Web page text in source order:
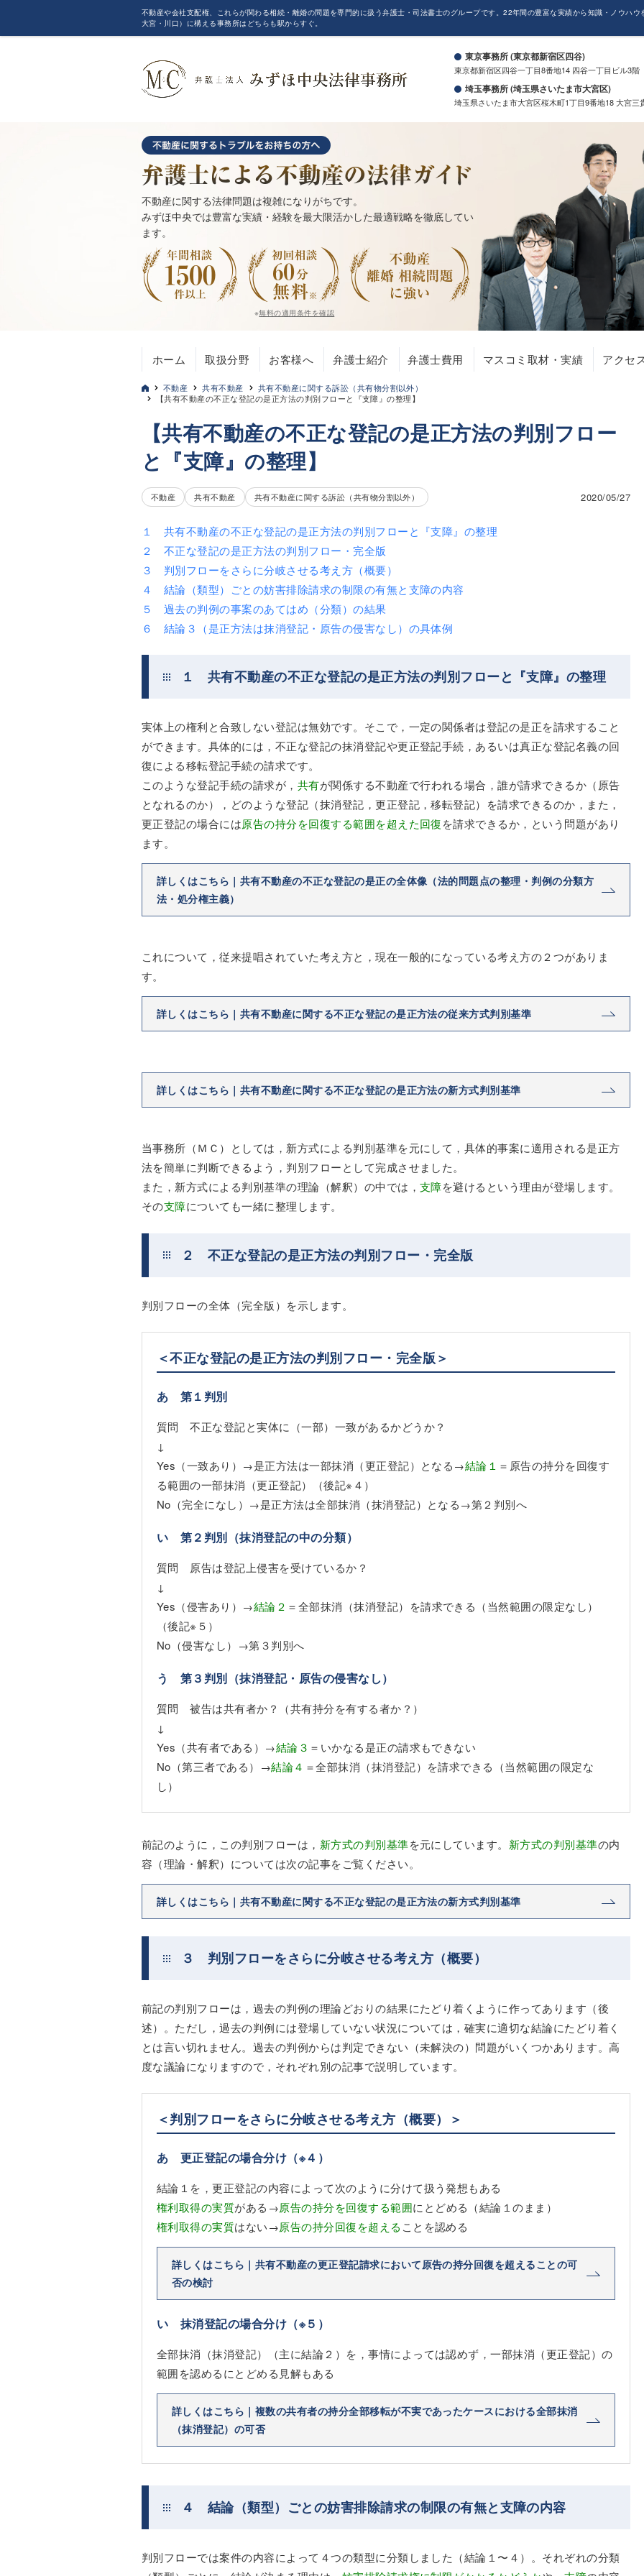
不動産や会社支配権、これらが関わる相続・離婚の問題を専門的に扱う弁護士・司法書士のグループです。22年間の豊富な実績から知識・ノウハ
大宮・川口）に構える事務所はどちらも駅からすぐ。
東京事務所 (東京都新宿区四谷)
東京都新宿区四谷一丁目8番地14 四谷一丁目ビル3階
埼玉事務所 (埼玉県さいたま市大宮区)
埼玉県さいたま市大宮区桜木町1丁目9番地18 大宮三
不動産に関する法律問題は複雑になりがちです。
みずほ中央では豊富な実績・経験を最大限活かした最適戦略を徹底してい
ます。
※無料の適用条件を確認
ホーム 取扱分野 お客様へ 弁護士紹介 弁護士費用 マスコミ取材・実績 アクセ
不動産 共有不動産
共有不動産に関する訴訟（共有物分割以外）
【共有不動産の不正な登記の是正方法の判別フローと『支障』の整理】
【共有不動産の不正な登記の是正方法の判別フロー
と『支障』の整理】
不動産 共有不動産 共有不動産に関する訴訟（共有物分割以外） 2020/05/27
１ 共有不動産の不正な登記の是正方法の判別フローと『支障』の整理
２ 不正な登記の是正方法の判別フロー・完全版
３ 判別フローをさらに分岐させる考え方（概要）
４ 結論（類型）ごとの妨害排除請求の制限の有無と支障の内容
５ 過去の判例の事案のあてはめ（分類）の結果
６ 結論３（是正方法は抹消登記・原告の侵害なし）の具体例
１ 共有不動産の不正な登記の是正方法の判別フローと『支障』の整理
実体上の権利と合致しない登記は無効です。そこで，一定の関係者は登記の是正を請求すること
ができます。具体的には，不正な登記の抹消登記や更正登記手続，あるいは真正な登記名義の回
復による移転登記手続の請求です。
このような登記手続の請求が， 共有が関係する不動産で行われる場合，誰が請求できるか（原告
となれるのか），どのような登記（抹消登記，更正登記，移転登記）を請求できるのか，また，
更正登記の場合には原告の持分を回復する範囲を超えた回復を請求できるか，という問題があり
ます。
詳しくはこちら｜共有不動産の不正な登記の是正の全体像（法的問題点の整理・判例の分類方
法・処分権主義）
これについて，従来提唱されていた考え方と，現在一般的になっている考え方の２つがありま
す。
詳しくはこちら｜共有不動産に関する不正な登記の是正方法の従来方式判別基準
詳しくはこちら｜共有不動産に関する不正な登記の是正方法の新方式判別基準
当事務所（ＭＣ）としては，新方式による判別基準を元にして，具体的事案に適用される是正方
法を簡単に判断できるよう，判別フローとして完成させました。
また，新方式による判別基準の理論（解釈）の中では， 支障を避けるという理由が登場します。
その支障についても一緒に整理します。
２ 不正な登記の是正方法の判別フロー・完全版
判別フローの全体（完全版）を示します。
＜不正な登記の是正方法の判別フロー・完全版＞
あ 第１判別
質問 不正な登記と実体に（一部）一致があるかどうか？
↓
Yes（一致あり）→是正方法は一部抹消（更正登記）となる→結論１ ＝原告の持分を回復す
る範囲の一部抹消（更正登記）（後記※４ ）
No（完全になし）→是正方法は全部抹消（抹消登記）となる→第２判別へ
い 第２判別（抹消登記の中の分類）
質問 原告は登記上侵害を受けているか？
↓
Yes（侵害あり）→結論２ ＝全部抹消（抹消登記）を請求できる（当然範囲の限定なし）
（後記※５ ）
No（侵害なし）→第３判別へ
う 第３判別（抹消登記・原告の侵害なし）
質問 被告は共有者か？（共有持分を有する者か？）
↓
Yes（共有者である）→結論３ ＝いかなる是正の請求もできない
No（第三者である）→結論４ ＝全部抹消（抹消登記）を請求できる（当然範囲の限定な
し）
前記のように，この判別フローは， 新方式の判別基準を元にしています。 新方式の判別基準の内
容（理論・解釈）については次の記事をご覧ください。
詳しくはこちら｜共有不動産に関する不正な登記の是正方法の新方式判別基準
３ 判別フローをさらに分岐させる考え方（概要）
前記の判別フローは，過去の判例の理論どおりの結果にたどり着くように作ってあります（後
述）。ただし，過去の判例には登場していない状況については，確実に適切な結論にたどり着く
とは言い切れません。過去の判例からは判定できない（未解決の）問題がいくつかあります。高
度な議論になりますので，それぞれ別の記事で説明しています。
＜判別フローをさらに分岐させる考え方（概要）＞
あ 更正登記の場合分け （※４）
結論１を，更正登記の内容によって次のように分けて扱う発想もある
権利取得の実質がある→原告の持分を回復する範囲にとどめる（結論１のまま）
権利取得の実質はない→原告の持分回復を超える ことを認める
詳しくはこちら｜共有不動産の更正登記請求において原告の持分回復を超えることの可
否の検討
い 抹消登記の場合分け （※５）
全部抹消（抹消登記）（主に結論２）を，事情によっては認めず，一部抹消（更正登記）の
範囲を認めるにとどめる見解もある
詳しくはこちら｜複数の共有者の持分全部移転が不実であったケースにおける全部抹消
（抹消登記）の可否
４ 結論（類型）ごとの妨害排除請求の制限の有無と支障の内容
判別フローでは案件の内容によって４つの類型に分類しました（結論１〜４）。それぞれの分類